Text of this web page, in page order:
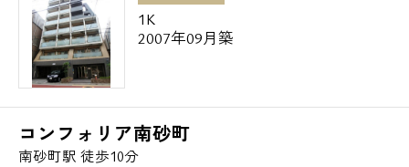
の、
賃貸物件をご紹介可能で御座います。
全物件弊社からのご案内特典として、
契約金のみでは御座いますが、
クレジットカード決済可能で御座います。
1K
2007年09月築
コンフォリア南砂町
南砂町駅 徒歩10分